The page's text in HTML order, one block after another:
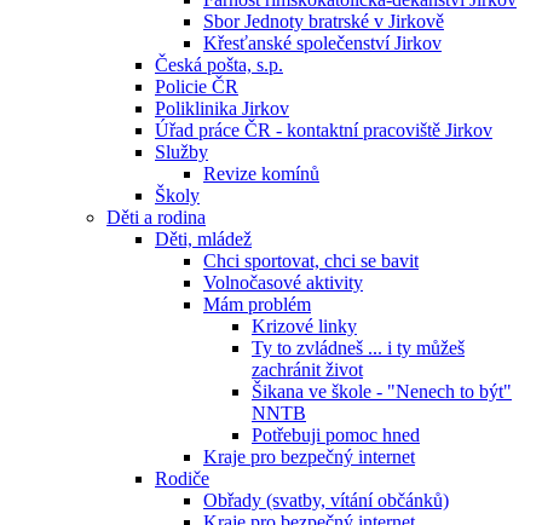
Sbor Jednoty bratrské v Jirkově
Křesťanské společenství Jirkov
Česká pošta, s.p.
Policie ČR
Poliklinika Jirkov
Úřad práce ČR - kontaktní pracoviště Jirkov
Služby
Revize komínů
Školy
Děti a rodina
Děti, mládež
Chci sportovat, chci se bavit
Volnočasové aktivity
Mám problém
Krizové linky
Ty to zvládneš ... i ty můžeš
zachránit život
Šikana ve škole - "Nenech to být"
NNTB
Potřebuji pomoc hned
Kraje pro bezpečný internet
Rodiče
Obřady (svatby, vítání občánků)